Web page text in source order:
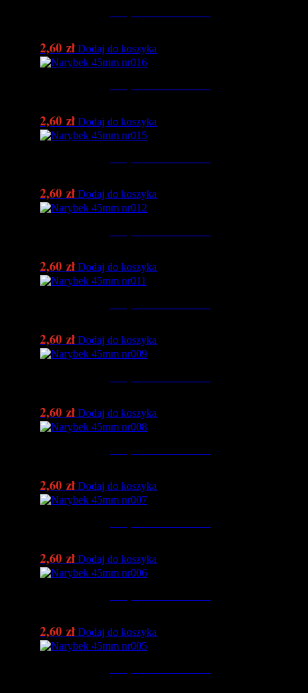
2,60 zł Dodaj do koszyka
2,60 zł Dodaj do koszyka
2,60 zł Dodaj do koszyka
2,60 zł Dodaj do koszyka
2,60 zł Dodaj do koszyka
2,60 zł Dodaj do koszyka
2,60 zł Dodaj do koszyka
2,60 zł Dodaj do koszyka
2,60 zł Dodaj do koszyka